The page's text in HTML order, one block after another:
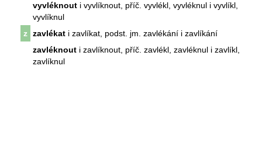
vyvléknout i vyvlíknout, příč. vyvlékl, vyvléknul i vyvlíkl,
vyvlíknul
z
zavlékat i zavlíkat, podst. jm. zavlékání i zavlíkání
zavléknout i zavlíknout, příč. zavlékl, zavléknul i zavlíkl,
zavlíknul